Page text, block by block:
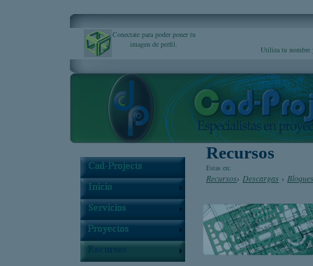
Conectate para poder poner tu
imagen de perfil.
Utiliza tu nombre
Recursos
Estas en:
Recursos› Descargas ›